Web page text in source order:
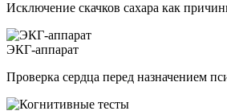
Исключение скачков сахара как
ЭКГ-аппарат
Проверка сердца перед назначением